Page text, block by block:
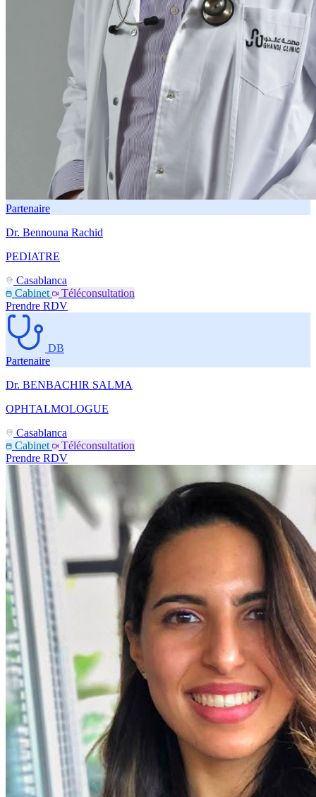
Partenaire
Dr. Bennouna Rachid
PEDIATRE
Casablanca
Cabinet
Téléconsultation
Prendre RDV
DB
Partenaire
Dr. BENBACHIR SALMA
OPHTALMOLOGUE
Casablanca
Cabinet
Téléconsultation
Prendre RDV